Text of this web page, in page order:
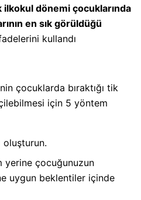
dönemi çocuklarında
en sık görüldüğü
kullandı
çocuklarda bıraktığı tik
için 5 yöntem
oluşturun.
yerine çocuğunuzun
uygun beklentiler içinde